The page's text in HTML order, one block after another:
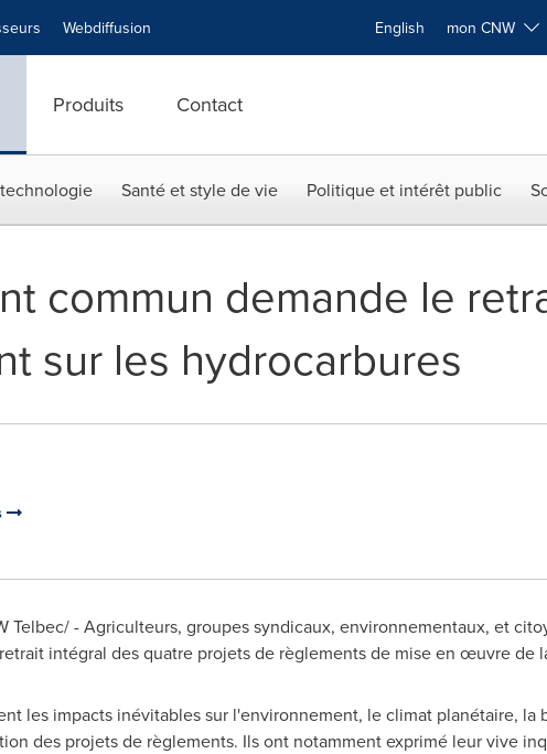
Webdiffusion English mon CNW
Produits Contact
Santé et style de vie Politique et intérêt public
commun demande le
sur les hydrocarbures
Telbec/ - Agriculteurs, groupes syndicaux, environnementaux, et
intégral des quatre projets de règlements de mise en œuvre de
les impacts inévitables sur l'environnement, le climat planétaire, la
des projets de règlements. Ils ont notamment exprimé leur vive